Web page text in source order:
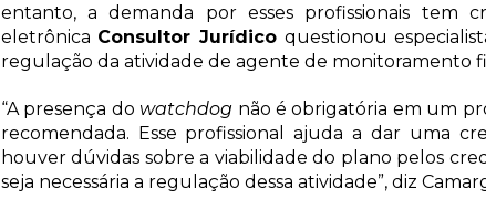
entanto, a demanda por esses profissionais tem
eletrônica Consultor Jurídicoquestionou
regulação da atividade de agente de monitoramento
“A presença do watchdog não é obrigatória em um
recomendada. Esse profissional ajuda a dar uma
houver dúvidas sobre a viabilidade do plano pelos
seja necessária a regulação dessa atividade”, diz